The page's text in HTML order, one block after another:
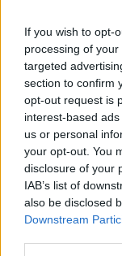
If you wish to opt-
processing of
targeted
section to confirm
opt-out request is
interest-based
us or personal
your opt-out. You
disclosure of your
IAB’s list of
also be disclosed
Downstream